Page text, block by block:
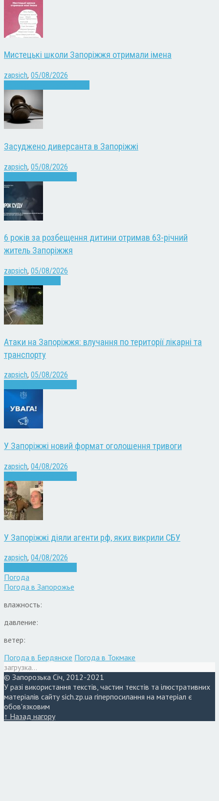
Мистецькі школи Запоріжжя отримали імена
zapsich, 05/08/2026
Засуджено диверсанта в Запоріжжі
zapsich, 05/08/2026
6 років за розбещення дитини отримав 63-річний
житель Запоріжжя
zapsich, 05/08/2026
Атаки на Запоріжжя: влучання по території лікарні та
транспорту
zapsich, 05/08/2026
У Запоріжжі новий формат оголошення тривоги
zapsich, 04/08/2026
У Запоріжжі діяли агенти рф, яких викрили СБУ
zapsich, 04/08/2026
Погода
Погода в Запорожье
влажность:
давление:
ветер:
Погода в Бердянске Погода в Токмаке
загрузка...
© Запорозька Січ, 2012-2021
У разі використання текстів, частин текстів та ілюстративних
матеріалів сайту sich.zp.ua гіперпосилання на матеріал є
обов'язковим
↑ Назад нагору